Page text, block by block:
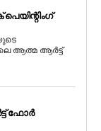
ആത്മ ആർട്ട്
ഫോർ